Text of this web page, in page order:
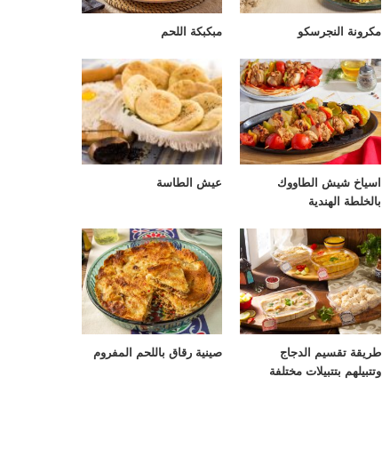
مكرونة النجرسكو مبكبكة اللحم
اسياخ شيش الطاووك
بالخلطة الهندية
عيش الطاسة
طريقة تقسيم الدجاج
وتتبيلهم بتتبيلات مختلفة
صينية رقاق باللحم المفروم